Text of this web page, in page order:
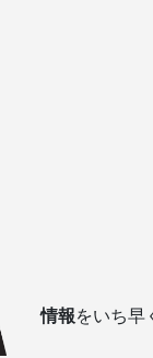
情報をいち早